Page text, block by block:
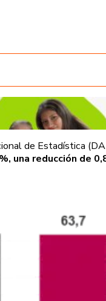
de Estadística
una reducción de